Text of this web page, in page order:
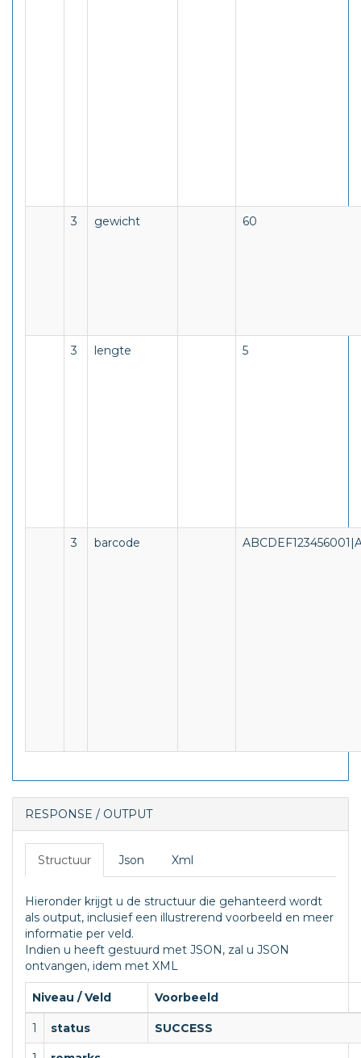
3 gewicht 60
3 lengte 5
3 barcode
RESPONSE / OUTPUT
Structuur Json Xml
Hieronder krijgt u de structuur die gehanteerd wordt
als output, inclusief een illustrerend voorbeeld en meer
informatie per veld.
Indien u heeft gestuurd met JSON, zal u JSON
ontvangen, idem met XML
Niveau / Veld Voorbeeld
1 status SUCCESS